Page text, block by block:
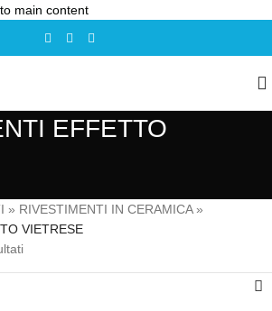
main content
EFFETTO
» RIVESTIMENTI IN CERAMICA»
VIETRESE